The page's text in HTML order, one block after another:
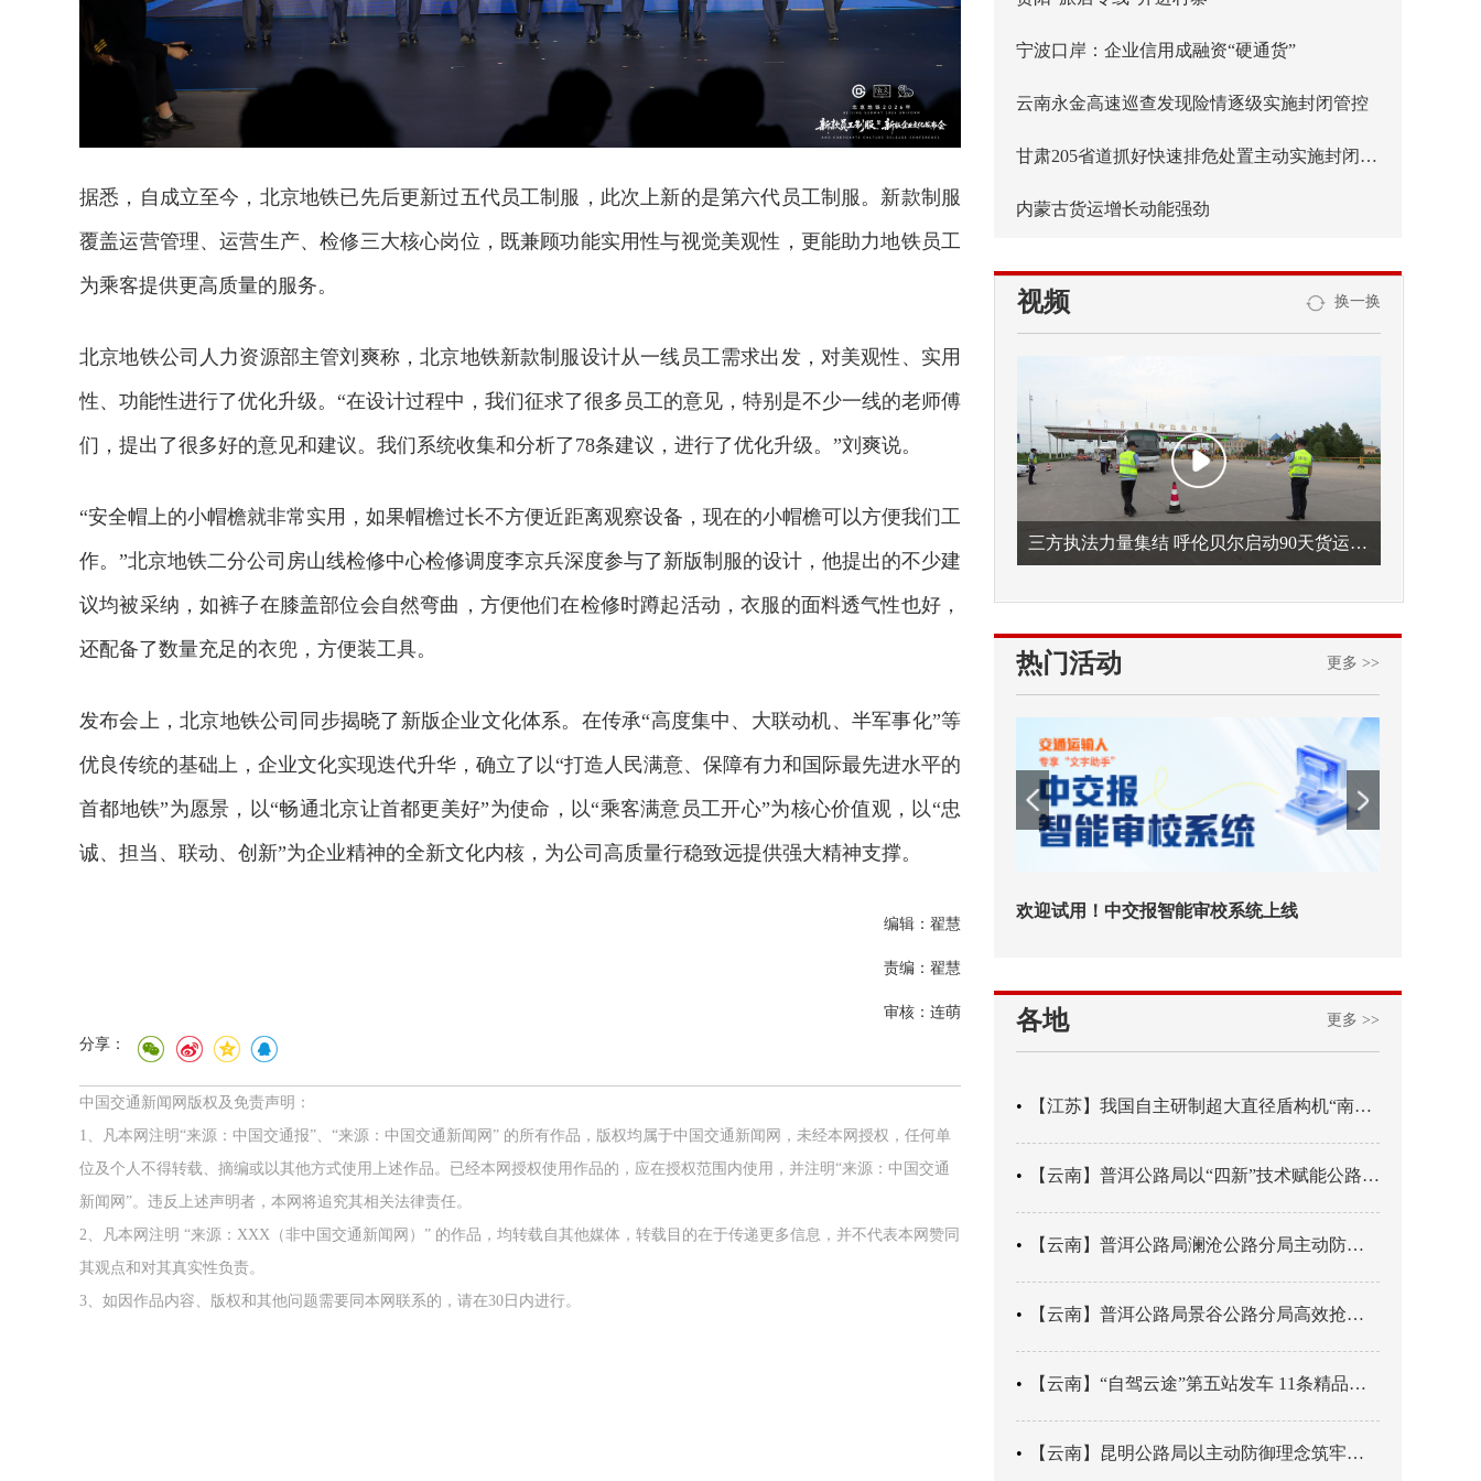
据悉，自成立至今，北京地铁已先后更新过五代员工制服，此次上新的是第六代员工制服。新款制服
覆盖运营管理、运营生产、检修三大核心岗位，既兼顾功能实用性与视觉美观性，更能助力地铁员工
为乘客提供更高质量的服务。
北京地铁公司人力资源部主管刘爽称，北京地铁新款制服设计从一线员工需求出发，对美观性、实用
性、功能性进行了优化升级。“在设计过程中，我们征求了很多员工的意见，特别是不少一线的老师傅
们，提出了很多好的意见和建议。我们系统收集和分析了78条建议，进行了优化升级。”刘爽说。
“安全帽上的小帽檐就非常实用，如果帽檐过长不方便近距离观察设备，现在的小帽檐可以方便我们工
作。”北京地铁二分公司房山线检修中心检修调度李京兵深度参与了新版制服的设计，他提出的不少建
议均被采纳，如裤子在膝盖部位会自然弯曲，方便他们在检修时蹲起活动，衣服的面料透气性也好，
还配备了数量充足的衣兜，方便装工具。
发布会上，北京地铁公司同步揭晓了新版企业文化体系。在传承“高度集中、大联动机、半军事化”等
优良传统的基础上，企业文化实现迭代升华，确立了以“打造人民满意、保障有力和国际最先进水平的
首都地铁”为愿景，以“畅通北京让首都更美好”为使命，以“乘客满意员工开心”为核心价值观，以“忠
诚、担当、联动、创新”为企业精神的全新文化内核，为公司高质量行稳致远提供强大精神支撑。
编辑：翟慧
责编：翟慧
审核：连萌
分享：
中国交通新闻网版权及免责声明：
1、凡本网注明“来源：中国交通报”、“来源：中国交通新闻网” 的所有作品，版权均属于中国交通新闻网，未经本网授权，任何单
位及个人不得转载、摘编或以其他方式使用上述作品。已经本网授权使用作品的，应在授权范围内使用，并注明“来源：中国交通
新闻网”。违反上述声明者，本网将追究其相关法律责任。
2、凡本网注明 “来源：XXX（非中国交通新闻网）” 的作品，均转载自其他媒体，转载目的在于传递更多信息，并不代表本网赞同
其观点和对其真实性负责。
3、如因作品内容、版权和其他问题需要同本网联系的，请在30日内进行。
宁波口岸：企业信用成融资“硬通货”
云南永金高速巡查发现险情逐级实施封闭管控
甘肃205省道抓好快速排危处置主动实施封闭管控
内蒙古货运增长动能强劲
视频 换一换
三方执法力量集结 呼伦贝尔启动90天货运车辆违法专项整治
热门活动 更多 >>
欢迎试用！中交报智能审校系统上线
各地 更多 >>
【江苏】我国自主研制超大直径盾构机“南湖号”在常熟下线
【云南】普洱公路局以“四新”技术赋能公路养护
【云南】普洱公路局澜沧公路分局主动防御成功处置214国道山体崩塌险情
【云南】普洱公路局景谷公路分局高效抢通紧急送医村路
【云南】“自驾云途”第五站发车 11条精品线路串起全域风光
【云南】昆明公路局以主动防御理念筑牢汛期安全防线